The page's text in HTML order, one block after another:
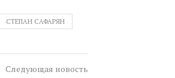
СТЕПАН САФАРЯН
Следующая новость